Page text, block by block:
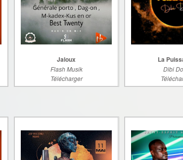
Jaloux
Flash Musik
Télécharger
La
Dibi